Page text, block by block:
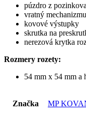
púzdro z
vratný
kovové výstupky
skrutka na
nerezová krytka
Rozmery rozety:
54 mm x 54 mm a
Značka MP